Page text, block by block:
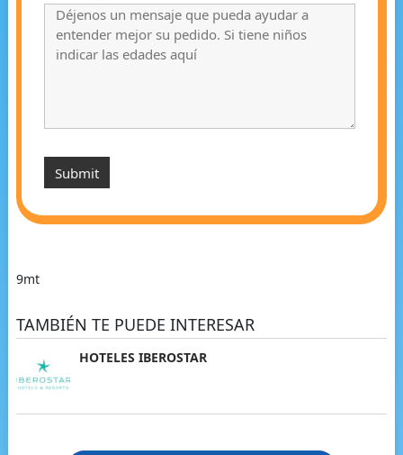
9mt
TAMBIÉN TE PUEDE INTERESAR
HOTELES IBEROSTAR